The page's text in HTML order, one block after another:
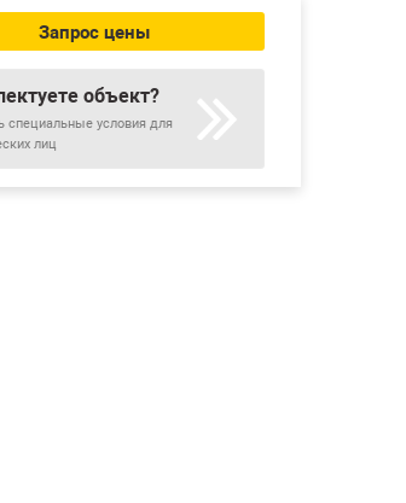
Запрос цены
объект?
специальные условия для
лиц